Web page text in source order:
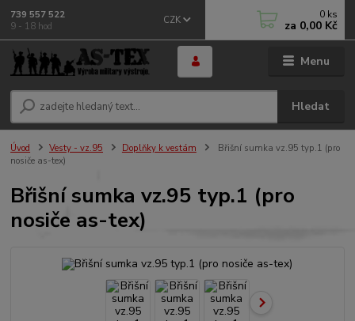
Menu
CZK
Hledat
739 557 522
9 - 18 hod
0 ks
za 0,00 Kč
Úvod Vesty - vz.95 Doplňky k vestám
Břišní sumka vz.95 typ.1 (pro
nosiče as-tex)
Břišní sumka vz.95 typ.1 (pro
nosiče as-tex)